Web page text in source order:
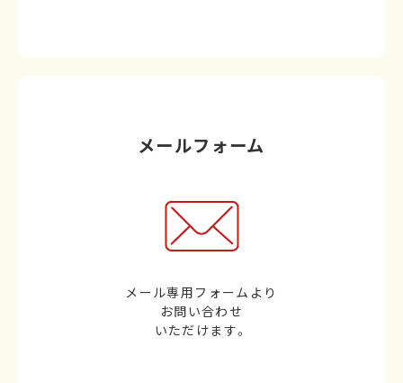
メールフォーム
メール専用フォームより
お問い合わせ
いただけます。